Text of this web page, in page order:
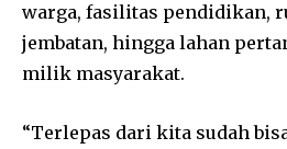
warga, fasilitas pendidikan,
jembatan, hingga lahan
milik masyarakat.
“Terlepas dari kita sudah